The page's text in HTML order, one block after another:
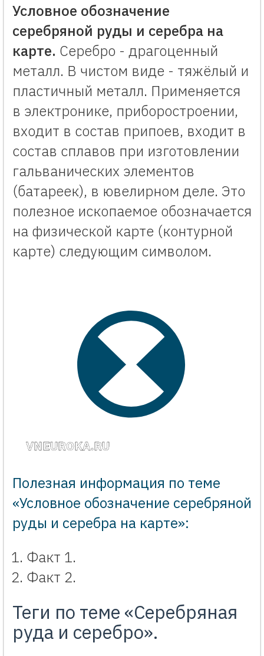
Условное обозначение
серебряной руды и серебра на
карте. Серебро - драгоценный
металл. В чистом виде - тяжёлый и
пластичный металл. Применяется
в электронике, приборостроении,
входит в состав припоев, входит в
состав сплавов при изготовлении
гальванических элементов
(батареек), в ювелирном деле. Это
полезное ископаемое обозначается
на физической карте (контурной
карте) следующим символом.
VNEUROKA.RU
Полезная информация по теме
«Условное обозначение серебряной
руды и серебра на карте»:
Факт 1.
Факт 2.
Теги по теме «Серебряная
руда и серебро».